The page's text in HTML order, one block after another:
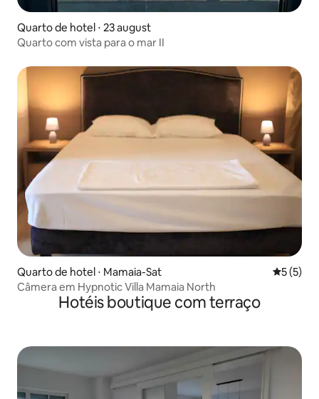
Quarto de hotel ⋅ 23 august
Quarto com vista para o mar II
Quarto de hotel ⋅ Mamaia-Sat 5 de
5 (5)
Câmera em Hypnotic Villa Mamaia North
Hotéis boutique com terraço